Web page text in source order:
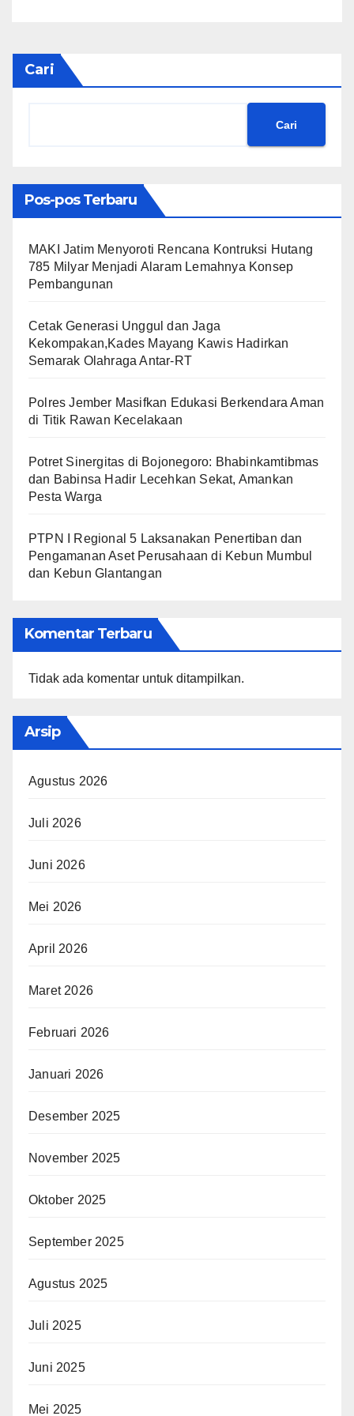
Cari
Cari
Pos-pos Terbaru
MAKI Jatim Menyoroti Rencana Kontruksi Hutang
785 Milyar Menjadi Alaram Lemahnya Konsep
Pembangunan
Cetak Generasi Unggul dan Jaga
Kekompakan,Kades Mayang Kawis Hadirkan
Semarak Olahraga Antar-RT
Polres Jember Masifkan Edukasi Berkendara Aman
di Titik Rawan Kecelakaan
​Potret Sinergitas di Bojonegoro: Bhabinkamtibmas
dan Babinsa Hadir Lecehkan Sekat, Amankan
Pesta Warga
PTPN I Regional 5 Laksanakan Penertiban dan
Pengamanan Aset Perusahaan di Kebun Mumbul
dan Kebun Glantangan
Komentar Terbaru
Tidak ada komentar untuk ditampilkan.
Arsip
Agustus 2026
Juli 2026
Juni 2026
Mei 2026
April 2026
Maret 2026
Februari 2026
Januari 2026
Desember 2025
November 2025
Oktober 2025
September 2025
Agustus 2025
Juli 2025
Juni 2025
Mei 2025